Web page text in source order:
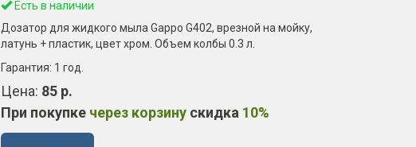
Есть в наличии
Дозатор для жидкого мыла Gappo G402, врезной на мойку,
латунь + пластик, цвет хром. Объем колбы 0.3 л.
Гарантия: 1 год
Цена: 85 р.
При покупке через корзинускидка 10%